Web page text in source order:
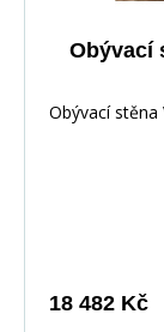
Obývací
Obývací stěna
18 482 Kč